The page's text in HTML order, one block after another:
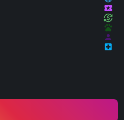
local_activity
currency_exchange
pets
person
local_hospital